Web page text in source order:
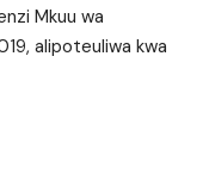
Mkuu wa
alipoteuliwa kwa